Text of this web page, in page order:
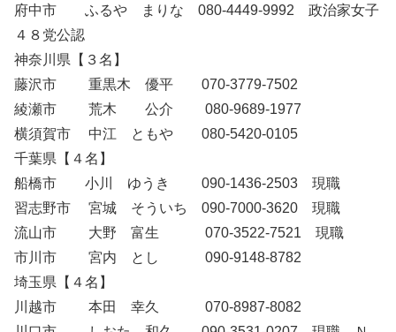
府中市 ふるや まりな 080-4449-9992 政治家女子
４８党公認
神奈川県【３名】
藤沢市 重黒木 優平 070-3779-7502
綾瀬市 荒木 公介 080-9689-1977
横須賀市 中江 ともや 080-5420-0105
千葉県【４名】
船橋市 小川 ゆうき 090-1436-2503 現職
習志野市 宮城 そういち 090-7000-3620 現職
流山市 大野 富生 070-3522-7521 現職
市川市 宮内 とし 090-9148-8782
埼玉県【４名】
川越市 本田 幸久 070-8987-8082